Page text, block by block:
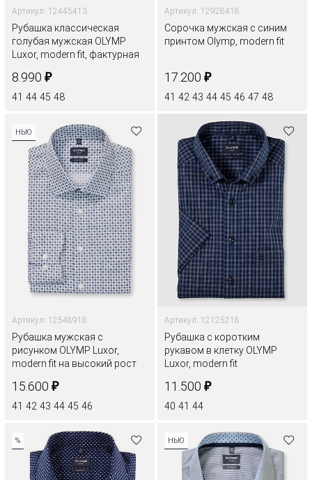
Артикул: 12445413
Рубашка классическая
голубая мужская OLYMP
Luxor, modern fit, фактурная
8.990 ₽
41 44 45 48
Артикул: 12928418
Сорочка мужская с синим
принтом Olymp, modern fit
17.200 ₽
41 42 43 44 45 46 47 48
НЬЮ
Артикул: 12548918
Рубашка мужская с
рисунком OLYMP Luxor,
modern fit на высокий рост
15.600 ₽
41 42 43 44 45 46
Артикул: 12125218
Рубашка с коротким
рукавом в клетку OLYMP
Luxor, modern fit
11.500 ₽
40 41 44
% НЬЮ